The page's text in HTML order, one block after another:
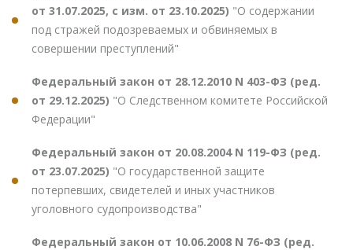
от 31.07.2025, с изм. от 23.10.2025) "О содержании
под стражей подозреваемых и обвиняемых в
совершении преступлений"
Федеральный закон от 28.12.2010 N 403-ФЗ (ред.
от 29.12.2025) "О Следственном комитете Российской
Федерации"
Федеральный закон от 20.08.2004 N 119-ФЗ (ред.
от 23.07.2025) "О государственной защите
потерпевших, свидетелей и иных участников
уголовного судопроизводства"
Федеральный закон от 10.06.2008 N 76-ФЗ (ред.